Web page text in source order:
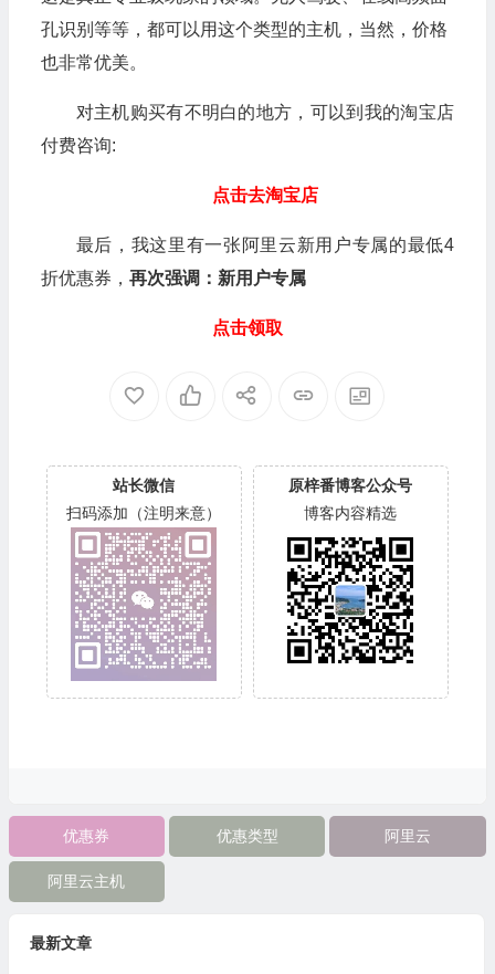
孔识别等等，都可以用这个类型的主机，当然，价格
也非常优美。
对主机购买有不明白的地方，可以到我的淘宝店
付费咨询:
点击去淘宝店
最后，我这里有一张阿里云新用户专属的最低4
折优惠券， 再次强调：新用户专属
点击领取
站长微信
扫码添加（注明来意）
原梓番博客公众号
博客内容精选
优惠券 优惠类型 阿里云
阿里云主机
最新文章